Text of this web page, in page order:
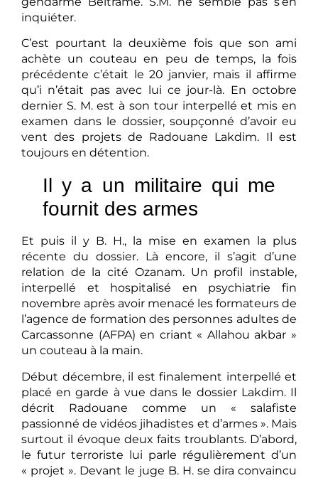
inquiéter.
C’est pourtant la deuxième fois que son ami
achète un couteau en peu de temps, la fois
précédente c’était le 20 janvier, mais il affirme
qu’i n’était pas avec lui ce jour-là. En octobre
dernier S. M. est à son tour interpellé et mis en
examen dans le dossier, soupçonné d’avoir eu
vent des projets de Radouane Lakdim. Il est
toujours en détention.
Il y a un militaire qui me
fournit des armes
Et puis il y B. H., la mise en examen la plus
récente du dossier. Là encore, il s’agit d’une
relation de la cité Ozanam. Un profil instable,
interpellé et hospitalisé en psychiatrie fin
novembre après avoir menacé les formateurs de
l’agence de formation des personnes adultes de
Carcassonne (AFPA) en criant « Allahou akbar »
un couteau à la main.
Début décembre, il est finalement interpellé et
placé en garde à vue dans le dossier Lakdim. Il
décrit Radouane comme un « salafiste
passionné de vidéos jihadistes et d’armes ». Mais
surtout il évoque deux faits troublants. D’abord,
le futur terroriste lui parle régulièrement d’un
« projet ». Devant le juge B. H. se dira convaincu